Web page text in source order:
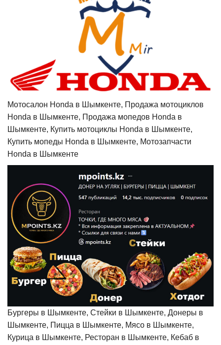
Мотосалон Honda в Шымкенте, Продажа мотоциклов
Honda в Шымкенте, Продажа мопедов Honda в
Шымкенте, Купить мотоциклы Honda в Шымкенте,
Купить мопеды Honda в Шымкенте, Мотозапчасти
Honda в Шымкенте
Бургеры в Шымкенте, Стейки в Шымкенте, Донеры в
Шымкенте, Пицца в Шымкенте, Мясо в Шымкенте,
Курица в Шымкенте, Ресторан в Шымкенте, Кебаб в